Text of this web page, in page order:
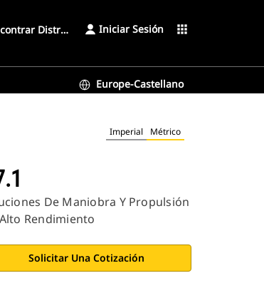
Distribuidor Iniciar Sesión apps
Europe-Castellano
Imperial Métrico
De Maniobra Y Propulsión
Rendimiento
Solicitar Una Cotización